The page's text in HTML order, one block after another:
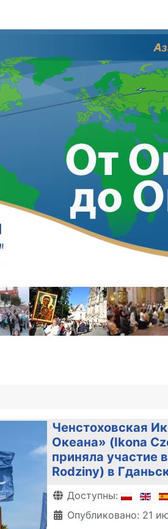
Ченстоховская
Океана» (Ikona
приняла
Rodziny) в
Информация о
Доступны:
Опубликовано: 21